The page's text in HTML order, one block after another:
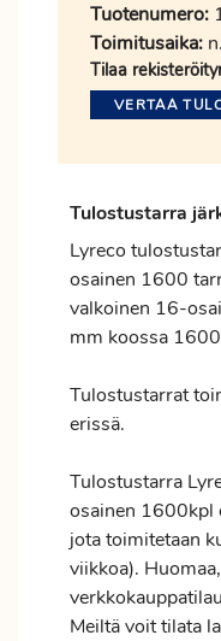
Tuotenumero:
Toimitusaika:
Tilaa
VERTAA
Tulostustarra
Lyreco
osainen 1600
valkoinen 16-
mm koossa
Tulostustarrat
erissä.
Tulostustarra
osainen 1600kpl
jota toimitetaan
viikkoa).
Meiltä voit tilata